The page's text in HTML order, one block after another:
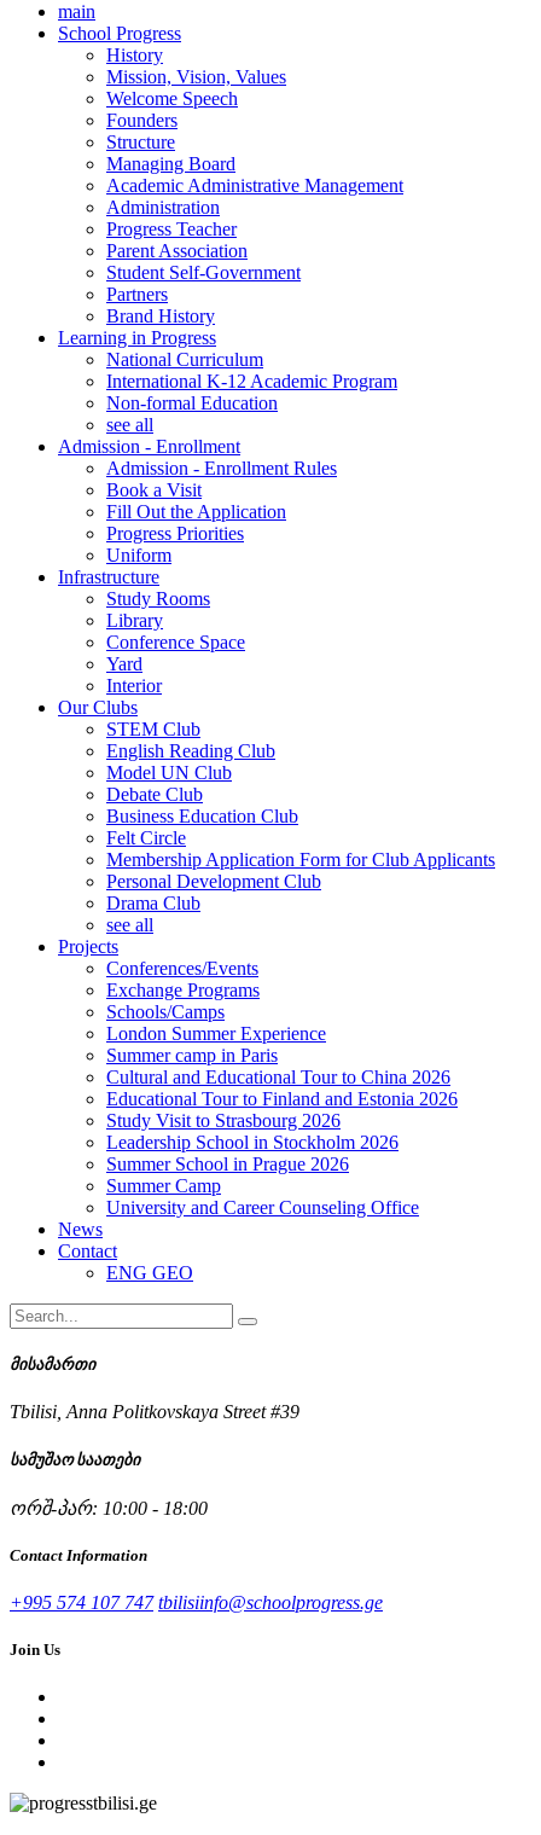
main
School Progress
History
Mission, Vision, Values
Welcome Speech
Founders
Structure
Managing Board
Academic Administrative Management
Administration
Progress Teacher
Parent Association
Student Self-Government
Partners
Brand History
Learning in Progress
National Curriculum
International K-12 Academic Program
Non-formal Education
see all
Admission - Enrollment
Admission - Enrollment Rules
Book a Visit
Fill Out the Application
Progress Priorities
Uniform
Infrastructure
Study Rooms
Library
Conference Space
Yard
Interior
Our Clubs
STEM Club
English Reading Club
Model UN Club
Debate Club
Business Education Club
Felt Circle
Membership Application Form for Club Applicants
Personal Development Club
Drama Club
see all
Projects
Conferences/Events
Exchange Programs
Schools/Camps
London Summer Experience
Summer camp in Paris
Cultural and Educational Tour to China 2026
Educational Tour to Finland and Estonia 2026
Study Visit to Strasbourg 2026
Leadership School in Stockholm 2026
Summer School in Prague 2026
Summer Camp
University and Career Counseling Office
News
Contact
ENG GEO
მისამართი
Tbilisi, Anna Politkovskaya Street #39
სამუშაო საათები
ორშ-პარ: 10:00 - 18:00
Contact Information
+995 574 107 747 tbilisiinfo@schoolprogress.ge
Join Us